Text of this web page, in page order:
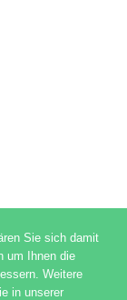
Sie sich damit
um Ihnen die
Weitere
in unserer